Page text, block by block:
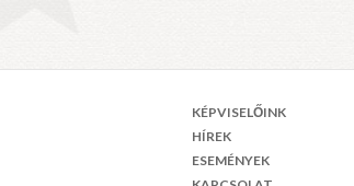
KÉPVISELŐINK
HÍREK
ESEMÉNYEK